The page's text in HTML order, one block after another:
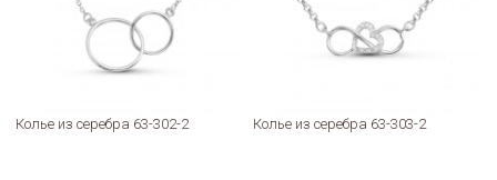
Колье из серебра 63-302-2 Колье из серебра 63-303-2